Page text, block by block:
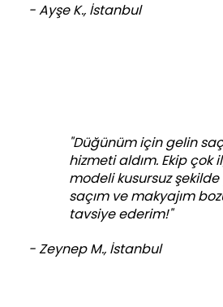
- Ayşe K., İstanbul
"Düğünüm için gelin
hizmeti aldım. Ekip
modeli kusursuz
saçım ve makyajım
tavsiye ederim!"
- Zeynep M., İstanbul